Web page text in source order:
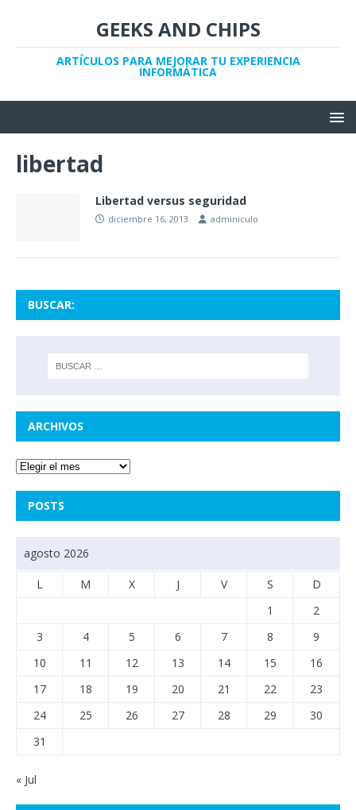
GEEKS AND CHIPS
ARTÍCULOS PARA MEJORAR TU EXPERIENCIA
INFORMÁTICA
libertad
Libertad versus seguridad
diciembre 16, 2013 adminiculo
BUSCAR:
ARCHIVOS
POSTS
agosto 2026
L M X J V S
D
1
2
3
4 5 6 7 8
9
10
11 12 13 14 15
16
17
18 19 20 21 22
23
24
25 26 27 28 29
30
31
« Jul